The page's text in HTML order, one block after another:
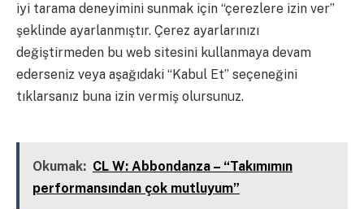
iyi tarama deneyimini sunmak için “çerezlere izin ver”
şeklinde ayarlanmıştır. Çerez ayarlarınızı
değiştirmeden bu web sitesini kullanmaya devam
ederseniz veya aşağıdaki “Kabul Et” seçeneğini
tıklarsanız buna izin vermiş olursunuz.
Okumak: CL W: Abbondanza – “Takımımın
performansından çok mutluyum”